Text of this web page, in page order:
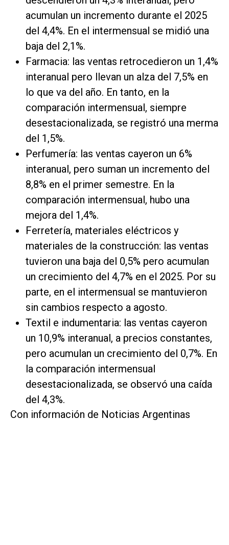
acumulan un incremento durante el 2025
del 4,4%. En el intermensual se midió una
baja del 2,1%.
Farmacia: las ventas retrocedieron un 1,4%
interanual pero llevan un alza del 7,5% en
lo que va del año. En tanto, en la
comparación intermensual, siempre
desestacionalizada, se registró una merma
del 1,5%.
Perfumería: las ventas cayeron un 6%
interanual, pero suman un incremento del
8,8% en el primer semestre. En la
comparación intermensual, hubo una
mejora del 1,4%.
Ferretería, materiales eléctricos y
materiales de la construcción: las ventas
tuvieron una baja del 0,5% pero acumulan
un crecimiento del 4,7% en el 2025. Por su
parte, en el intermensual se mantuvieron
sin cambios respecto a agosto.
Textil e indumentaria: las ventas cayeron
un 10,9% interanual, a precios constantes,
pero acumulan un crecimiento del 0,7%. En
la comparación intermensual
desestacionalizada, se observó una caída
del 4,3%.
Con información de Noticias Argentinas